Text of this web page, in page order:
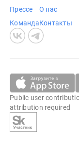
Прессе
Команда
О нас
Контакты
Public user
attribution required